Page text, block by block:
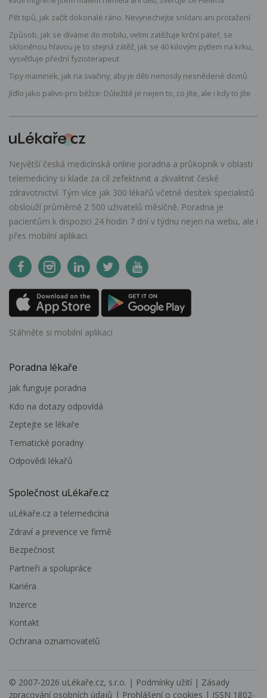
Pět tipů, jak začít dokonalé ráno. Nevynechejte snídani ani protažení
Způsob, jak se díváme do mobilu, velmi zatěžuje krční páteř, se
skloněnou hlavou je to stejná zátěž, jak se 40 kilovým pytlem na krku,
vysvětluje přední fyzioterapeut
Tipy maminek, jak na svačiny, aby je děti nenosily nesnědené domů
Jídlo jako palivo pro běžce: Důležité je nejen to, co jíte, ale i kdy to jíte
Největší česká medicínská online poradna a průkopník v oblasti
telemedicíny si klade za cíl zefektivnit a zkvalitnit české
zdravotnictví. Tým více jak 300 lékařů včetně desítek specialistů
obslouží průměrně 2 500 uživatelů měsíčně. Poradna je
pacientům k dispozici 24 hodin 7 dní v týdnu nejen na webu, ale i
přes mobilní aplikaci.
Stáhněte si mobilní aplikaci
Poradna lékaře
Jak funguje poradna
Kdo na dotazy odpovídá
Zeptejte se lékaře
Tematické poradny
Odpovědi lékařů
Společnost uLékaře.cz
uLékaře.cz a telemedicína
Zdraví a prevence ve firmě
Bezpečnost
Partneři a spolupráce
Kariéra
Inzerce
Kontakt
Ochrana oznamovatelů
© 2007-2026 uLékaře.cz, s.r.o. | Podmínky užití | Zásady
zpracování osobních údajů | Prohlášení o cookies | ISSN 1802-